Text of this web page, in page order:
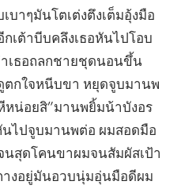
บาๆมันโตเต่งตึงเต็มอุ้งมือ
เต้าบีบคลึงเธอหันไปโอบ
าเธอถลกชายชุดนอนขึ้น
ตกใจหนีบขา หยุดจูบมานพ
หน่อยสิ”มานพยิ้มน้าบังอร
ไปจูบมานพต่อ ผมสอดมือ
สุดโคนขาผมจนสัมผัสเป้า
างอยู่มันอวบนุ่มอุ่นมือดีผม